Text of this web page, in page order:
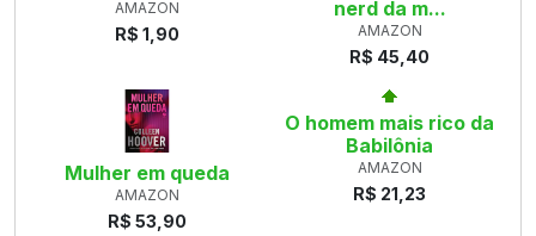
AMAZON
R$ 1,90
nerd da m...
AMAZON
R$ 45,40
Mulher em queda
AMAZON
R$ 53,90
O homem mais rico da
Babilônia
AMAZON
R$ 21,23